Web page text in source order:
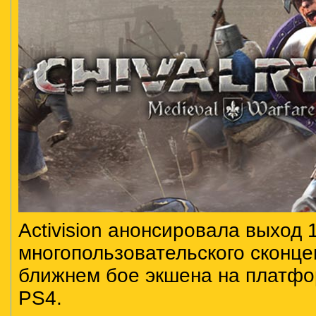
Activision анонсировала выход
многопользовательского
ближнем бое экшена на
PS4.